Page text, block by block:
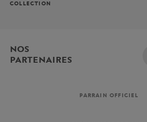
COLLECTION
NOS
PARTENAIRES
PARRAIN OFFICIEL